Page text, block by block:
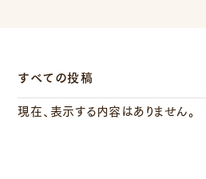
すべての投稿
現在、表示する内容はありません。